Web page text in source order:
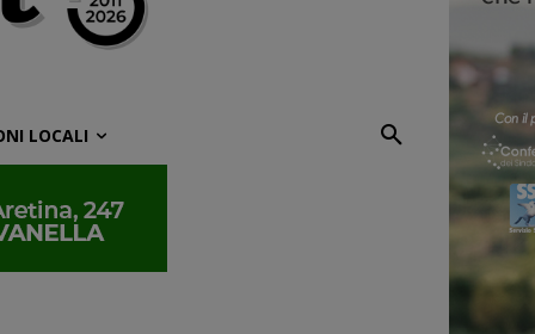
LOCALI